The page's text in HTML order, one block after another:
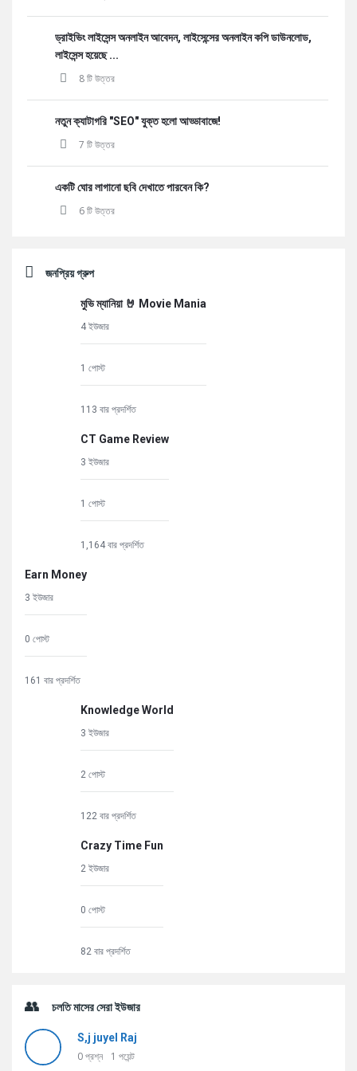
ড্রাইভিং লাইসেন্স অনলাইন আবেদন, লাইসেন্সের অনলাইন কপি ডাউনলোড,
লাইসেন্স হয়েছে ...
8 টি উত্তর
নতুন ক্যাটাগরি "SEO" যুক্ত হলো আড্ডাবাজে!
7 টি উত্তর
একটি ঘোর লাগানো ছবি দেখাতে পারবেন কি?
6 টি উত্তর
জনপ্রিয় গ্রুপ
মুভি ম্যানিয়া 🤘 Movie Mania
4 ইউজার
1 পোস্ট
113 বার প্রদর্শিত
CT Game Review
3 ইউজার
1 পোস্ট
1,164 বার প্রদর্শিত
Earn Money
3 ইউজার
0 পোস্ট
161 বার প্রদর্শিত
Knowledge World
3 ইউজার
2 পোস্ট
122 বার প্রদর্শিত
Crazy Time Fun
2 ইউজার
0 পোস্ট
82 বার প্রদর্শিত
চলতি মাসের সেরা ইউজার
S,j juyel Raj
0প্রশ্ন 1 পয়েন্ট